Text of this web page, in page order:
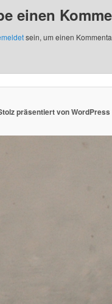
einen
sein, um einen
präsentiert von WordPress